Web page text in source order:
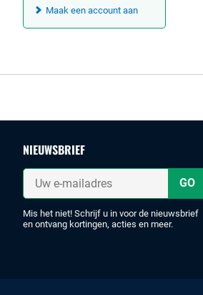
Maak een account aan
NIEUWSBRIEF
Uw
mailadres
Mis het niet! Schrijf u in voor de nieuwsbrief
en ontvang kortingen, acties en meer.